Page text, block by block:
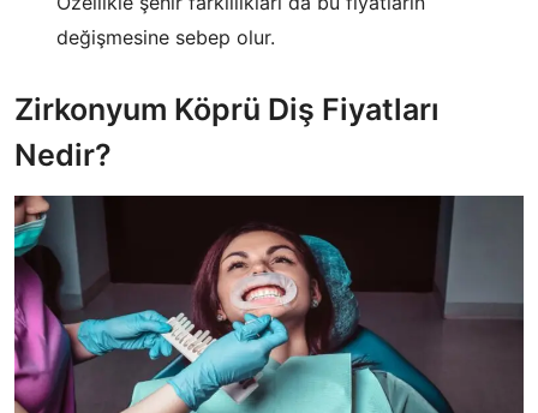
değişmesine sebep olur.
Zirkonyum Köprü Diş Fiyatları
Nedir?